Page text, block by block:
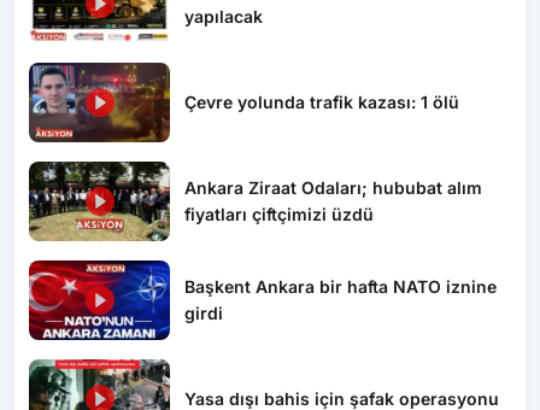
yapılacak
Çevre yolunda trafik kazası: 1 ölü
Ankara Ziraat Odaları; hububat alım
fiyatları çiftçimizi üzdü
Başkent Ankara bir hafta NATO iznine
girdi
Yasa dışı bahis için şafak operasyonu